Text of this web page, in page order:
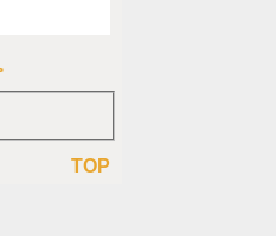
TOP